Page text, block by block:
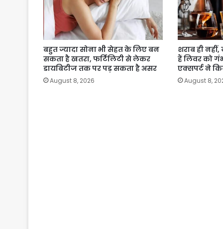
बहुत ज्यादा सोना भी सेहत के लिए बन
सकता है खतरा, फर्टिलिटी से लेकर
डायबिटीज तक पर पड़ सकता है असर
August 8, 2026
शराब ही
हैं लिवर को
एक्सपर्ट ने
August 8,